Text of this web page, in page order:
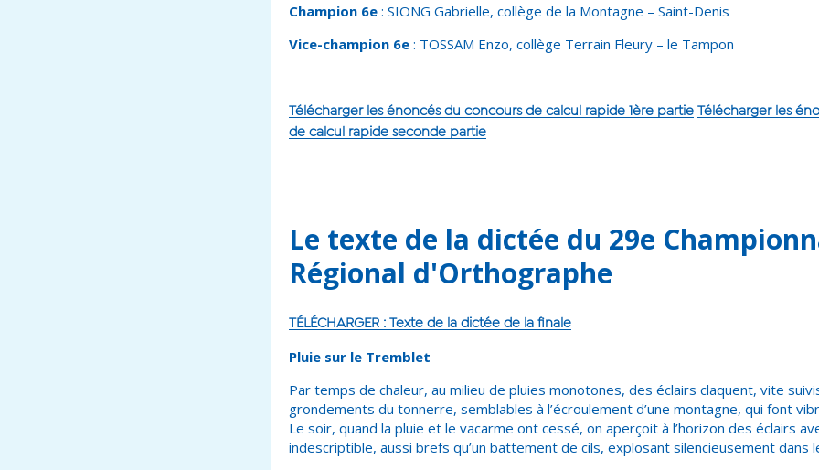
Champion 6e: SIONG Gabrielle, collège de la Montagne – Saint-Denis
Vice-champion 6e: TOSSAM Enzo, collège Terrain Fleury – le Tampon
Télécharger les énoncés du concours de calcul rapide 1ère partie
Télécharger les
de calcul rapide seconde partie
Le texte de la dictée du 29e
Régional d'Orthographe
TÉLÉCHARGER : Texte de la dictée de la finale
Pluie sur le Tremblet
Par temps de chaleur, au milieu de pluies monotones, des éclairs claquent, vite
grondements du tonnerre, semblables à l’écroulement d’une montagne, qui font
Le soir, quand la pluie et le vacarme ont cessé, on aperçoit à l’horizon des éclairs
indescriptible, aussi brefs qu’un battement de cils, explosant silencieusement dans